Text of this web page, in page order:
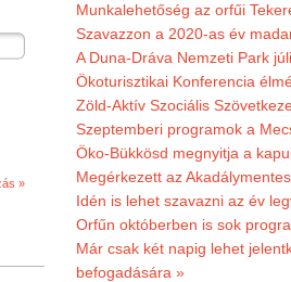
Munkalehetőség az orfűi
Szavazzon a 2020-as év
A Duna-Dráva Nemzeti Park
Ökoturisztikai Konferencia
Zöld-Aktív Szociális
Szeptemberi programok a
Öko-Bükkösd megnyitja a
Megérkezett az
Idén is lehet szavazni az év
Orfűn októberben is sok
Már csak két napig lehet
befogadására »